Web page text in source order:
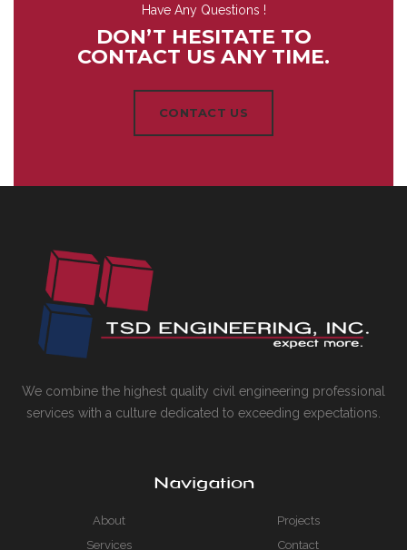
Have Any Questions !
DON’T HESITATE TO
CONTACT US ANY TIME.
CONTACT US
We combine the highest quality civil engineering professional
services with a culture dedicated to exceeding expectations.
Navigation
About
Projects
Services
Contact